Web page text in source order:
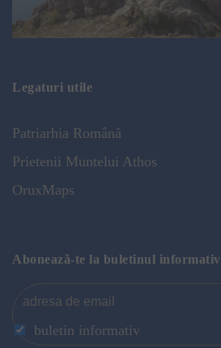
Legaturi utile
Patriarhia Română
Prietenii Muntelui Athos
OruxMaps
Abonează-te la buletinul informativ
buletin informativ